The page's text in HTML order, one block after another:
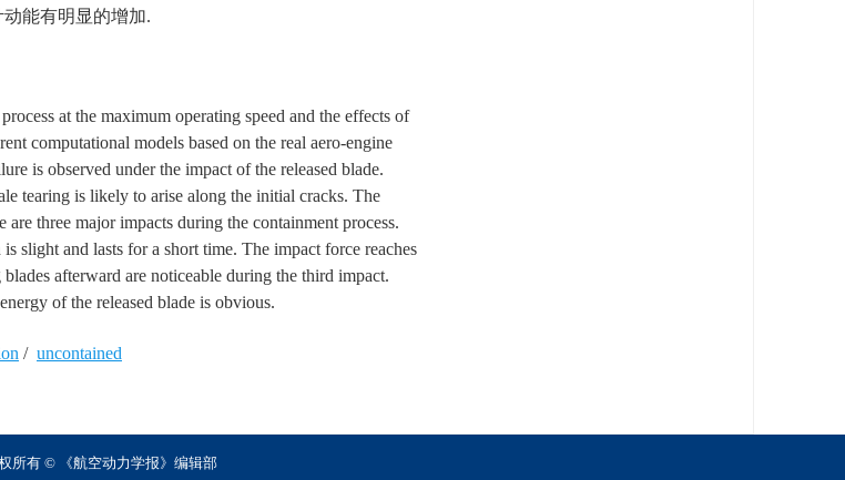
能有明显的增加.
at the maximum operating speed and the effects of
computational models based on the real aero-engine
is observed under the impact of the released blade.
tearing is likely to arise along the initial cracks. The
three major impacts during the containment process.
slight and lasts for a short time. The impact force reaches
afterward are noticeable during the third impact.
of the released blade is obvious.
/ uncontained
所有 © 《航空动力学报》编辑部